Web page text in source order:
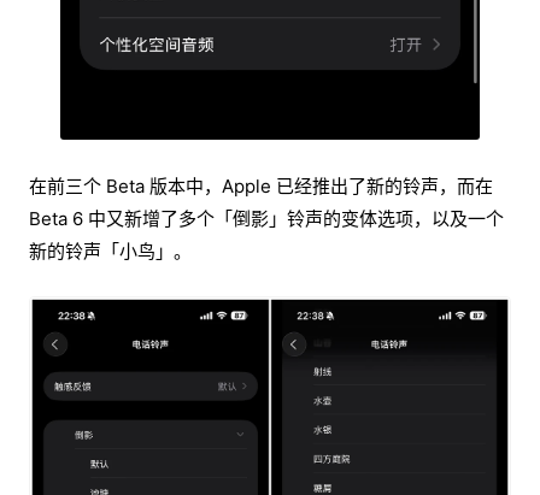
在前三个 Beta 版本中，Apple 已经推出了新的铃声，而在
Beta 6 中又新增了多个「倒影」铃声的变体选项，以及一个
新的铃声「小鸟」。